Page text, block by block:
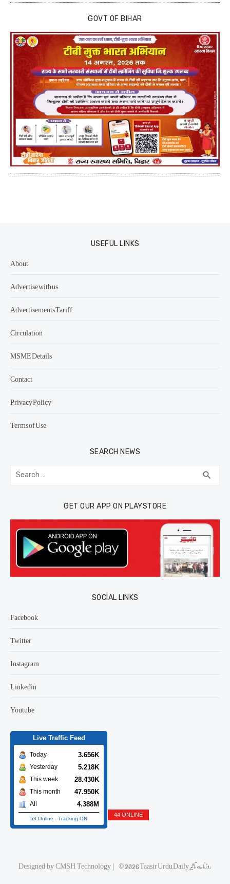
GOVT OF BIHAR
USEFUL LINKS
About
Advertise with us
Advertisements Tariff
Circulation
MSME Details
Contact
Privacy Policy
Terms of Use
SEARCH NEWS
Search
for: search
GET OUR APP ON PLAYSTORE
SOCIAL LINKS
Facebook
Twitter
Instagram
Linkedin
Youtube
Live Traffic Feed
Today 3.656K
Yesterday 5.218K
This week 28.430K
This month 47.950K
All 4.388M
53 Online - Tracking ON
44 ONLINE
Designed byCMSH Technology| © 2026 Taasir Urdu Daily روزنامه تاثیر